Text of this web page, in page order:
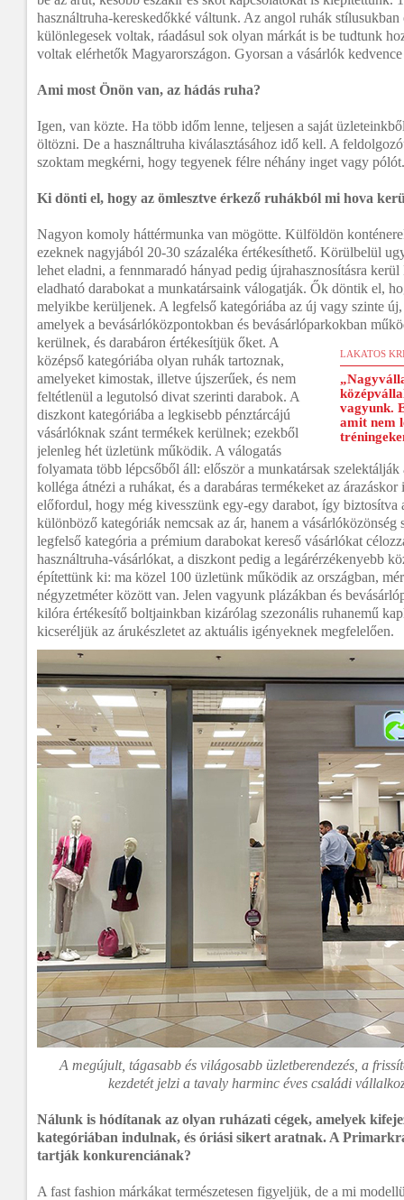
használtruha-kereskedőkké váltunk. Az angol ruhák stílusukban
különlegesek voltak, ráadásul sok olyan márkát is be tudtunk
voltak elérhetők Magyarországon. Gyorsan a vásárlók
Ami most Önön van, az hádás ruha?
Igen, van közte. Ha több időm lenne, teljesen a saját
öltözni. De a használtruha kiválasztásához idő kell. A
szoktam megkérni, hogy tegyenek félre néhány inget vagy pólót.
Ki dönti el, hogy az ömlesztve érkező ruhákból mi hova
Nagyon komoly háttérmunka van mögötte. Külföldön
ezeknek nagyjából 20-30 százaléka értékesíthető. Körülbelül
lehet eladni, a fennmaradó hányad pedig újrahasznosításra
eladható darabokat a munkatársaink válogatják. Ők döntik el,
melyikbe kerüljenek. A legfelső kategóriába az új vagy szinte
amelyek a bevásárlóközpontokban és bevásárlóparkokban
LAKATOS
vagyunk.
amit nem
kerülnek, és darabáron értékesítjük őket. A
középső kategóriába olyan ruhák tartoznak,
amelyeket kimostak, illetve újszerűek, és nem
feltétlenül a legutolsó divat szerinti darabok. A
diszkont kategóriába a legkisebb pénztárcájú
vásárlóknak szánt termékek kerülnek; ezekből
jelenleg hét üzletünk működik. A válogatás
folyamata több lépcsőből áll: először a munkatársak
kolléga átnézi a ruhákat, és a darabáras termékeket az
előfordul, hogy még kivesszünk egy-egy darabot, így biztosítva
különböző kategóriák nemcsak az ár, hanem a vásárlóközönség
legfelső kategória a prémium darabokat kereső vásárlókat
használtruha-vásárlókat, a diszkont pedig a legárérzékenyebb
építettünk ki: ma közel 100 üzletünk működik az országban,
négyzetméter között van. Jelen vagyunk plázákban és
kilóra értékesítő boltjainkban kizárólag szezonális ruhanemű
kicseréljük az árukészletet az aktuális igényeknek megfelelően.
A megújult, tágasabb és világosabb üzletberendezés, a
kezdetét jelzi a tavaly harminc éves családi
Nálunk is hódítanak az olyan ruházati cégek, amelyek
kategóriában indulnak, és óriási sikert aratnak. A
tartják konkurenciának?
A fast fashion márkákat természetesen figyeljük, de a mi